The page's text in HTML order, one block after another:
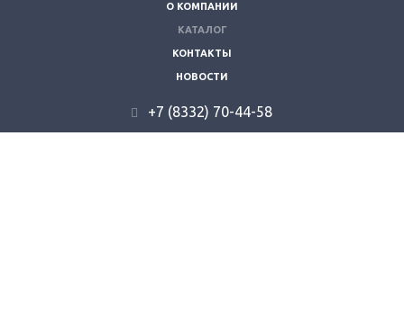
О КОМПАНИИ
КАТАЛОГ
КОНТАКТЫ
НОВОСТИ
+7 (8332) 70-44-58